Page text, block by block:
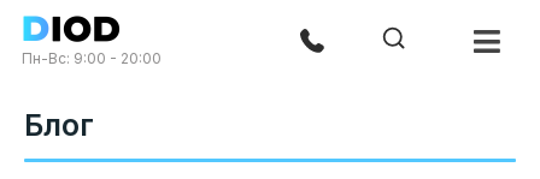
Пн-Вс: 9:00 - 20:00
Блог